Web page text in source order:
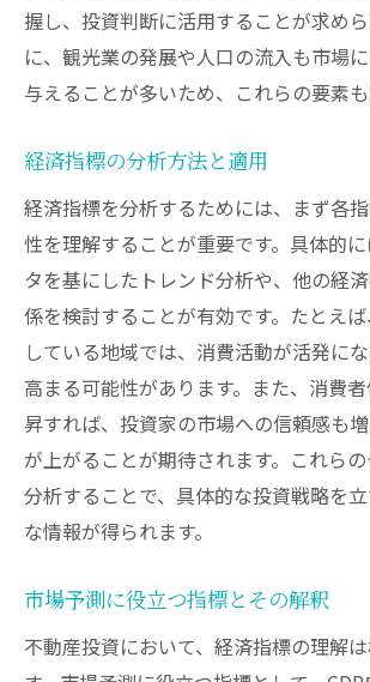
握し、投資判断に活用することが求め
に、観光業の発展や人口の流入も市場
与えることが多いため、これらの要素も
経済指標の分析方法と適用
経済指標を分析するためには、まず各
性を理解することが重要です。具体的
タを基にしたトレンド分析や、他の経
係を検討することが有効です。たとえ
している地域では、消費活動が活発に
高まる可能性があります。また、消費
昇すれば、投資家の市場への信頼感も
が上がることが期待されます。これら
分析することで、具体的な投資戦略を
な情報が得られます。
市場予測に役立つ指標とその解釈
不動産投資において、経済指標の理解